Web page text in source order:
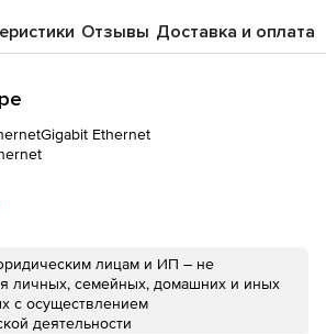
Отзывы Доставка и оплата
Gigabit Ethernet
лицам и ИП – не
личных, семейных, домашних и иных
с осуществлением
деятельности